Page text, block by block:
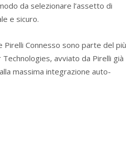
da selezionare l’assetto di
e sicuro.
Pirelli Connesso sono parte del più
avviato da Pirelli già
massima integrazione auto-